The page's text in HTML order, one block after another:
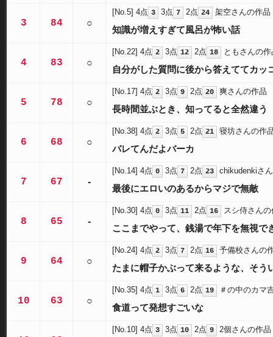
3 84 ○
[No.5] 4点 3 3点 7 2点 24 架空さんの作品
知識が増えすぎて風呂が怖い話
4 83 ○
[No.22] 4点 2 3点 12 2点 18 ともさんの作
自分がした質問に後から答えててカッ
5 78 ○
[No.17] 4点 2 3点 9 2点 20 爽さんの作品
長時間並ぶとき、知ってると全然違う
6 68 ○
[No.38] 4点 2 3点 5 2点 21 寝坊さんの作
バレてんだよバーカ
7 67 -
[No.14] 4点 0 3点 7 2点 23 chikudenkiさ
最後にエロいのあるからマジで無敵
8 65 -
[No.30] 4点 0 3点 11 2点 16 スシ侍さんの
ここまでやって、銭湯で年下を無視で
9 64 ○
[No.24] 4点 2 3点 7 2点 16 予備校さんの
たまに帽子かぶって来るような、そう
10 63 ○
[No.35] 4点 1 3点 6 2点 19 ＃の中のカマ
食道って発想すごいな
[No.10] 4点 3 3点 10 2点 9 2個さんの作品